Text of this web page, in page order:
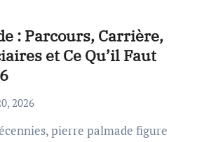
: Parcours, Carrière,
et Ce Qu’il Faut
2026